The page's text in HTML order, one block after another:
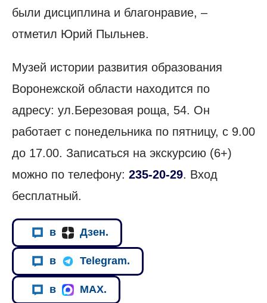
были дисциплина и благонравие, –
отметил Юрий Пыльнев.
Музей истории развития образования
Воронежской области находится по
адресу: ул.Березовая роща, 54. Он
работает с понедельника по пятницу, с 9.00
до 17.00. Записаться на экскурсию (6+)
можно по телефону: 235-20-29. Вход
бесплатный.
в Дзен.
в Telegram.
в MAX.